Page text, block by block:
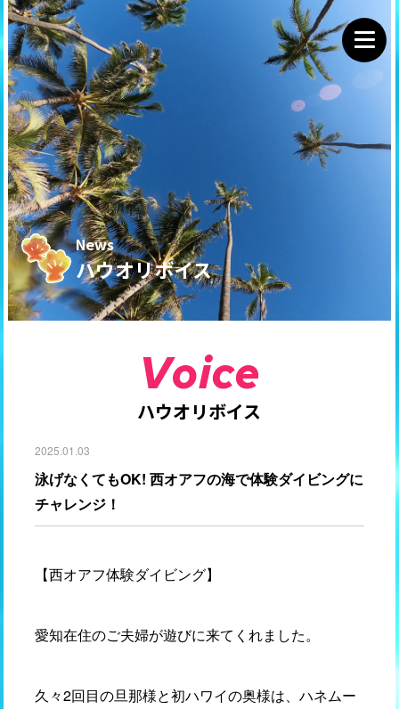
News
ハウオリボイス
Voice
ハウオリボイス
2025.01.03
泳げなくてもOK! 西オアフの海で体験ダイビングに
チャレンジ！
【西オアフ体験ダイビング】
愛知在住のご夫婦が遊びに来てくれました。
久々2回目の旦那様と初ハワイの奥様は、ハネムー